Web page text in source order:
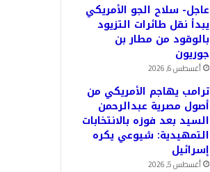
عاجل- سلاح الجو الأمريكي
يبدأ نقل طائرات التزيود
بالوقود من مطار بن
جوريون
أغسطس 6, 2026
ترامب يهاجم الأمريكي من
أصول مصرية عبدالرحمن
السيد بعد فوزه بالانتخابات
التمهيدية: شيوعي يكره
إسرائيل
أغسطس 5, 2026